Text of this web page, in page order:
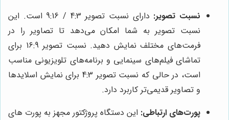
نسبت تصویر:
دارای نسبت تصویر 4:3 / 9:16 است. این
نسبت تصویر به شما امکان می‌دهد تا تصاویر را در
فرمت‌های مختلف نمایش دهید. نسبت تصویر 16:9 برای
تماشای فیلم‌های سینمایی و برنامه‌های تلویزیونی مناسب
است، در حالی که نسبت تصویر 4:3 برای نمایش اسلایدها
و تصاویر قدیمی‌تر کاربرد دارد.
پورت‌های ارتباطی: این دستگاه پروژکتور مجهز به پورت های